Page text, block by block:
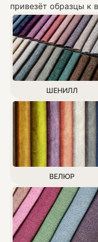
привезёт образцы к
ШЕНИЛЛ
ВЕЛЮР